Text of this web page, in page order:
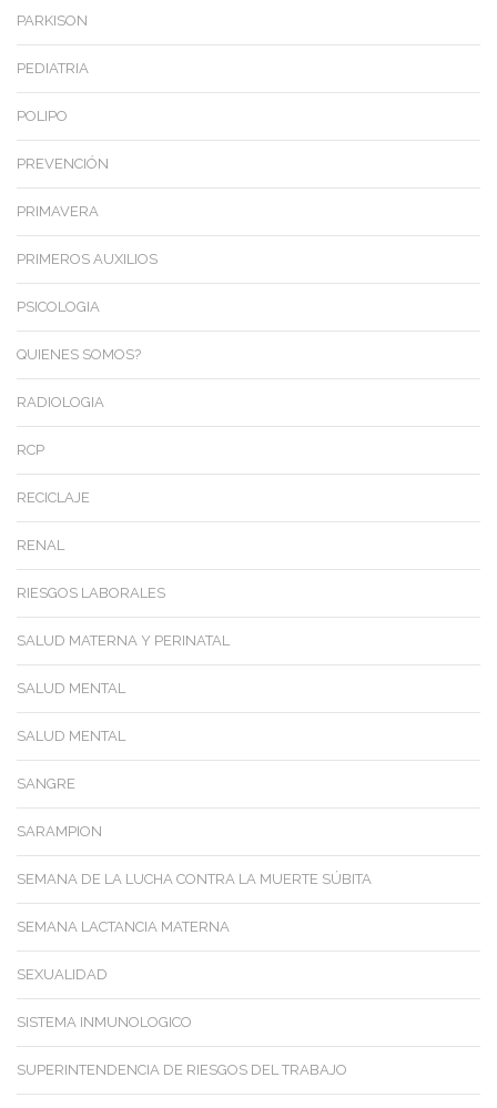
PARKISON
PEDIATRIA
POLIPO
PREVENCIÓN
PRIMAVERA
PRIMEROS AUXILIOS
PSICOLOGIA
QUIENES SOMOS?
RADIOLOGIA
RCP
RECICLAJE
RENAL
RIESGOS LABORALES
SALUD MATERNA Y PERINATAL
SALUD MENTAL
SALUD MENTAL
SANGRE
SARAMPION
SEMANA DE LA LUCHA CONTRA LA MUERTE SÚBITA
SEMANA LACTANCIA MATERNA
SEXUALIDAD
SISTEMA INMUNOLOGICO
SUPERINTENDENCIA DE RIESGOS DEL TRABAJO